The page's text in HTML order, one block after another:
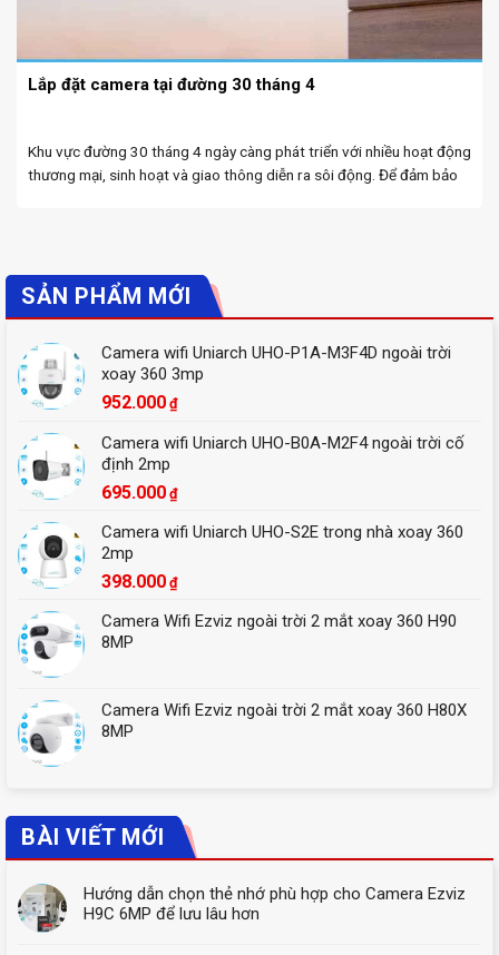
Lắp đặt camera tại đường 30 tháng 4
Khu vực đường 30 tháng 4 ngày càng phát triển với nhiều hoạt động
thương mại, sinh hoạt và giao thông diễn ra sôi động. Để đảm bảo
SẢN PHẨM MỚI
Camera wifi Uniarch UHO-P1A-M3F4D ngoài trời
xoay 360 3mp
952.000 ₫
Camera wifi Uniarch UHO-B0A-M2F4 ngoài trời cố
định 2mp
695.000 ₫
Camera wifi Uniarch UHO-S2E trong nhà xoay 360
2mp
398.000 ₫
Camera Wifi Ezviz ngoài trời 2 mắt xoay 360 H90
8MP
Camera Wifi Ezviz ngoài trời 2 mắt xoay 360 H80X
8MP
BÀI VIẾT MỚI
Hướng dẫn chọn thẻ nhớ phù hợp cho Camera Ezviz
H9C 6MP để lưu lâu hơn